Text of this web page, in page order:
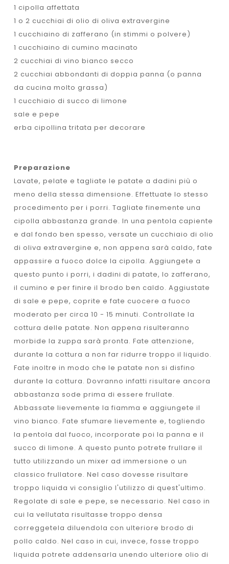
1 cipolla affettata
1 o 2 cucchiai di olio di oliva extravergine
1 cucchiaino di zafferano (in stimmi o polvere)
1 cucchiaino di cumino macinato
2 cucchiai di vino bianco secco
2 cucchiai abbondanti di doppia panna (o panna
da cucina molto grassa)
1 cucchiaio di succo di limone
sale e pepe
erba cipollina tritata per decorare
Preparazione
Lavate, pelate e tagliate le patate a dadini più o
meno della stessa dimensione. Effettuate lo stesso
procedimento per i porri. Tagliate finemente una
cipolla abbastanza grande. In una pentola capiente
e dal fondo ben spesso, versate un cucchiaio di olio
di oliva extravergine e, non appena sarà caldo, fate
appassire a fuoco dolce la cipolla. Aggiungete a
questo punto i porri, i dadini di patate, lo zafferano,
il cumino e per finire il brodo ben caldo. Aggiustate
di sale e pepe, coprite e fate cuocere a fuoco
moderato per circa 10 - 15 minuti. Controllate la
cottura delle patate. Non appena risulteranno
morbide la zuppa sarà pronta. Fate attenzione,
durante la cottura a non far ridurre troppo il liquido.
Fate inoltre in modo che le patate non si disfino
durante la cottura. Dovranno infatti risultare ancora
abbastanza sode prima di essere frullate.
Abbassate lievemente la fiamma e aggiungete il
vino bianco. Fate sfumare lievemente e, togliendo
la pentola dal fuoco, incorporate poi la panna e il
succo di limone. A questo punto potrete frullare il
tutto utilizzando un mixer ad immersione o un
classico frullatore. Nel caso dovesse risultare
troppo liquida vi consiglio l'utilizzo di quest'ultimo.
Regolate di sale e pepe, se necessario. Nel caso in
cui la vellutata risultasse troppo densa
correggetela diluendola con ulteriore brodo di
pollo caldo. Nel caso in cui, invece, fosse troppo
liquida potrete addensarla unendo ulteriore olio di